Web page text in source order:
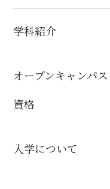
学科紹介
オープンキャンパス
資格
入学について